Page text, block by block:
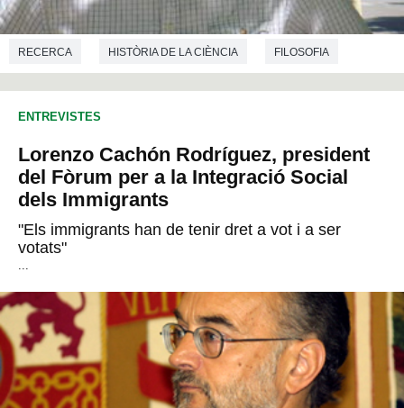
RECERCA HISTÒRIA DE LA CIÈNCIA FILOSOFIA
ENTREVISTES
Lorenzo Cachón Rodríguez, president
del Fòrum per a la Integració Social
dels Immigrants
"Els immigrants han de tenir dret a vot i a ser
votats"
...